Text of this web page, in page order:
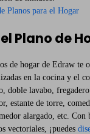
Planos para el Hogar
Plano de
de hogar de Edraw te
en la cocina y el
doble lavabo,
estante de torre,
alargado, etc. Con
vectoriales, ¡puedes